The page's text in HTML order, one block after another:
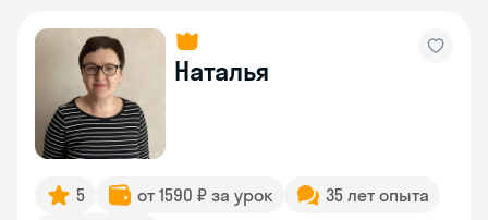
Наталья
5 от 1590 ₽ за урок
35 лет опыта